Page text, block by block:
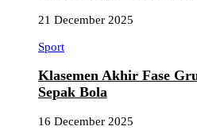
21 December 2025
Sport
Klasemen Akhir Fase
Sepak Bola
16 December 2025